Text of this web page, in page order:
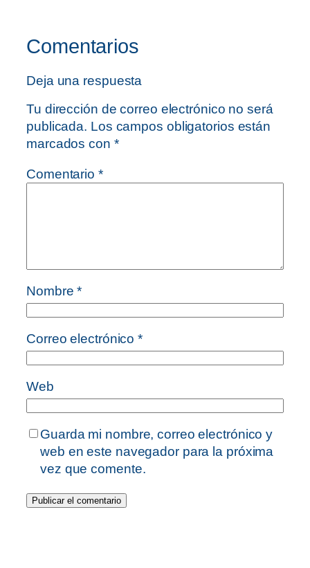
Comentarios
Deja una respuesta
Tu dirección de correo electrónico no será
publicada. Los campos obligatorios están
marcados con *
Comentario *
Nombre*
Correo electrónico*
Web
Guarda mi nombre, correo electrónico y
web en este navegador para la próxima
vez que comente.